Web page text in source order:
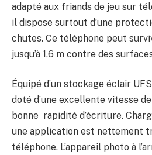
adapté aux friands de jeu sur
il dispose surtout d’une
chutes. Ce téléphone peut
jusqu’à 1,6 m contre des
Équipé d’un stockage éclair
doté d’une excellente vitesse
bonne rapidité d’écriture.
une application est nettement
téléphone. L’appareil photo à